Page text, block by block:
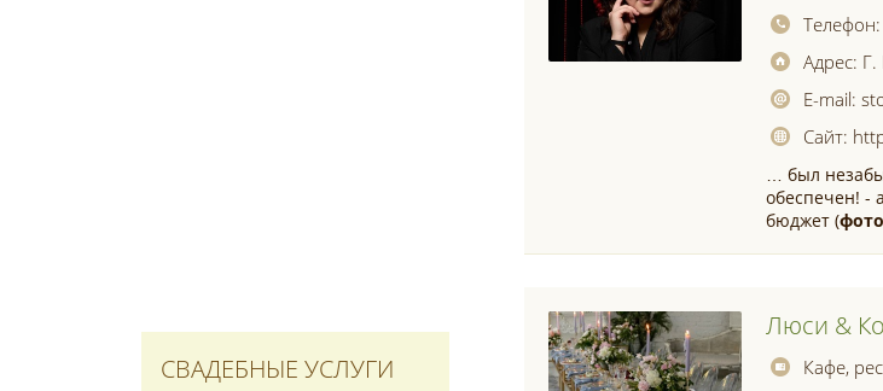
Телефон:
Адрес:
E-mail:
Сайт:
… был
обеспечен! -
бюджет (
Люси &
Кафе,
СВАДЕБНЫЕ УСЛУГИ